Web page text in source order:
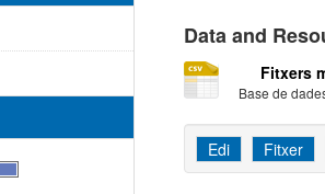
Data and
Fitxers
Base de
Edi Fitxer